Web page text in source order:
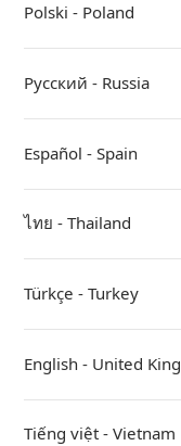
Polski - Poland
Русский - Russia
Español - Spain
ไทย - Thailand
Türkçe - Turkey
English - United
Tiếng việt - Vietnam